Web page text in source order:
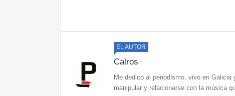
EL AUTOR
Calros
Me dedico al periodismo, vivo en Galicia
manipular y relacionarse con la música